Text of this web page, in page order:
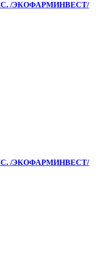
/ЭКОФАРМИНВЕСТ/
/ЭКОФАРМИНВЕСТ/